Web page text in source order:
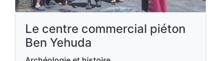
Le centre commercial piéton
Ben Yehuda